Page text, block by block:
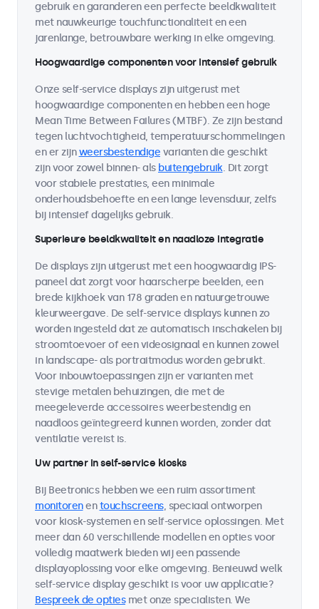
gebruik en garanderen een perfecte beeldkwaliteit
met nauwkeurige touchfunctionaliteit en een
jarenlange, betrouwbare werking in elke omgeving.
Hoogwaardige componenten voor intensief gebruik
Onze self-service displays zijn uitgerust met
hoogwaardige componenten en hebben een hoge
Mean Time Between Failures (MTBF). Ze zijn bestand
tegen luchtvochtigheid, temperatuurschommelingen
en er zijnweersbestendige varianten die geschikt
zijn voor zowel binnen- als buitengebruik. Dit zorgt
voor stabiele prestaties, een minimale
onderhoudsbehoefte en een lange levensduur, zelfs
bij intensief dagelijks gebruik.
Superieure beeldkwaliteit en naadloze integratie
De displays zijn uitgerust met een hoogwaardig IPS-
paneel dat zorgt voor haarscherpe beelden, een
brede kijkhoek van 178 graden en natuurgetrouwe
kleurweergave. De self-service displays kunnen zo
worden ingesteld dat ze automatisch inschakelen bij
stroomtoevoer of een videosignaal en kunnen zowel
in landscape- als portraitmodus worden gebruikt.
Voor inbouwtoepassingen zijn er varianten met
stevige metalen behuizingen, die met de
meegeleverde accessoires weerbestendig en
naadloos geïntegreerd kunnen worden, zonder dat
ventilatie vereist is.
Uw partner in self-service kiosks
Bij Beetronics hebben we een ruim assortiment
monitorenentouchscreens, speciaal ontworpen
voor kiosk-systemen en self-service oplossingen. Met
meer dan 60 verschillende modellen en opties voor
volledig maatwerk bieden wij een passende
displayoplossing voor elke omgeving. Benieuwd welk
self-service display geschikt is voor uw applicatie?
Bespreek de optiesmet onze specialisten. We